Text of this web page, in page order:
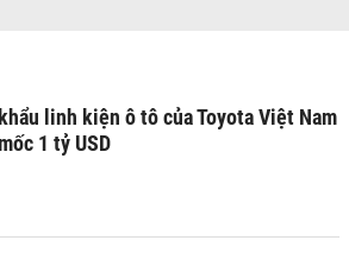
linh kiện ô tô của Toyota Việt Nam
1 tỷ USD